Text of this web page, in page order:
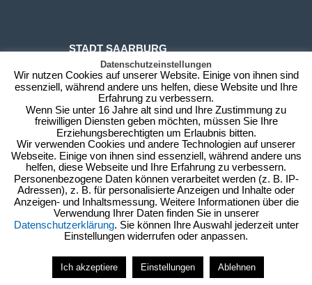
STADT SAARBURG
Rechnungsadresse:
Schlossberg 6
54439 Saarburg
Besuchsadresse:
Graf-Siegfried-Str. 32, 2. Etage
54439 Saarburg
stadtverwaltung@saarburg.de
Tel: 06581 / 827 3608 -20
Anfahrt Impressum/Datenschutz
Datenschutzeinstellungen
Wir nutzen Cookies auf unserer Website. Einige von ihnen sind
essenziell, während andere uns helfen, diese Website und Ihre
Erfahrung zu verbessern.
Wenn Sie unter 16 Jahre alt sind und Ihre Zustimmung zu
freiwilligen Diensten geben möchten, müssen Sie Ihre
Erziehungsberechtigten um Erlaubnis bitten.
Wir verwenden Cookies und andere Technologien auf unserer
Webseite. Einige von ihnen sind essenziell, während andere uns
helfen, diese Webseite und Ihre Erfahrung zu verbessern.
Personenbezogene Daten können verarbeitet werden (z. B. IP-
Adressen), z. B. für personalisierte Anzeigen und Inhalte oder
Anzeigen- und Inhaltsmessung. Weitere Informationen über die
Verwendung Ihrer Daten finden Sie in unserer
Datenschutzerklärung. Sie können Ihre Auswahl jederzeit unter
Einstellungen widerrufen oder anpassen.
Ich akzeptiere Einstellungen Ablehnen